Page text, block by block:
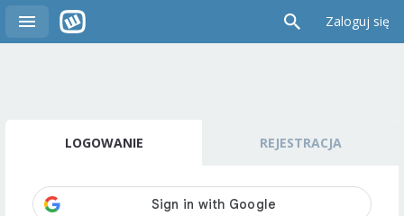
Zaloguj się
LOGOWANIE REJESTRACJA